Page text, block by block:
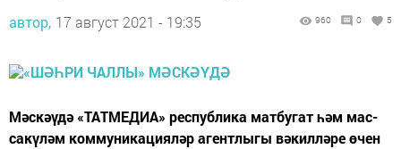
автор, 17 август 2021 - 19:35 960 0 5
Мәс­кә­ү­дә «ТАТ­МЕ­ДИА» рес­пуб­ли­ка мат­бу­гат һәм мас­
са­кү­ләм ком­му­ни­ка­ци­я­ләр агент­лы­гы вәкилләре өчен